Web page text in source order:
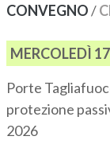
CONVEGNO/
MERCOLEDÌ 17
Porte
protezione
2026